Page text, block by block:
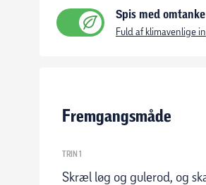
Spis med
Fuld af klimavenlige
Fremgangsmåde
TRIN 1
Skræl løg og gulerod, og